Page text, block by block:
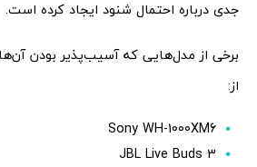
جدی درباره احتمال شنود ایجاد کرده است.
برخی از مدل‌هایی که آسیب‌پذیر بودن
از:
Sony WH-1000XM6
JBL Live Buds 3